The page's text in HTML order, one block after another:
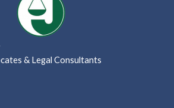
& Legal Consultants